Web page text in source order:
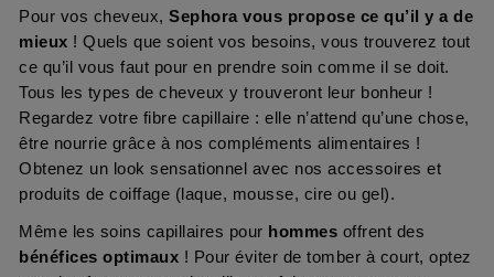
Pour vos cheveux, Sephora vous propose ce qu’il y a de
mieux ! Quels que soient vos besoins, vous trouverez tout
ce qu’il vous faut pour en prendre soin comme il se doit.
Tous les types de cheveux y trouveront leur bonheur !
Regardez votre fibre capillaire : elle n’attend qu’une chose,
être nourrie grâce à nos compléments alimentaires !
Obtenez un look sensationnel avec nos accessoires et
produits de coiffage (laque, mousse, cire ou gel).
Même les soins capillaires pour hommes offrent des
bénéfices optimaux ! Pour éviter de tomber à court, optez